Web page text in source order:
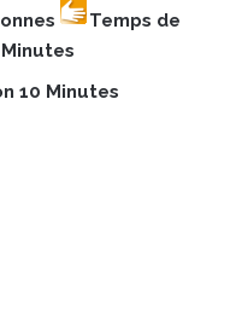
Temps de
10 Minutes